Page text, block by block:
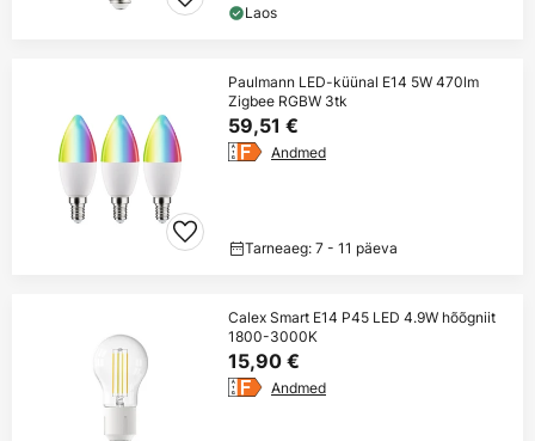
Laos
Paulmann LED-küünal E14 5W 470lm
Zigbee RGBW 3tk
59,51 €
Andmed
Tarneaeg: 7 - 11 päeva
Calex Smart E14 P45 LED 4.9W hõõgniit
1800-3000K
15,90 €
Andmed